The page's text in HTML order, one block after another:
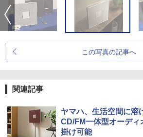
この写真の記事へ
関連記事
ヤマハ、生活空間に
CD/FM一体型オーデ
掛け可能